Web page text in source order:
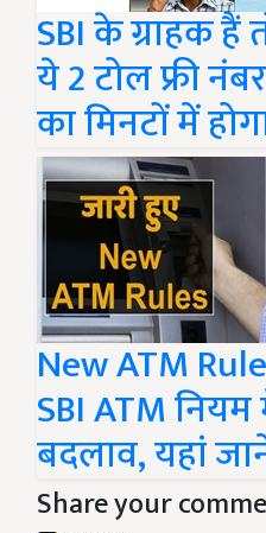
SBI के ग्राहक
ये 2 टोल फ्री
का मिनटों में
New ATM
SBI ATM
बदलाव, यहां
Share your